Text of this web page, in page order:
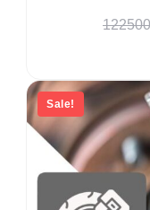
Sale!